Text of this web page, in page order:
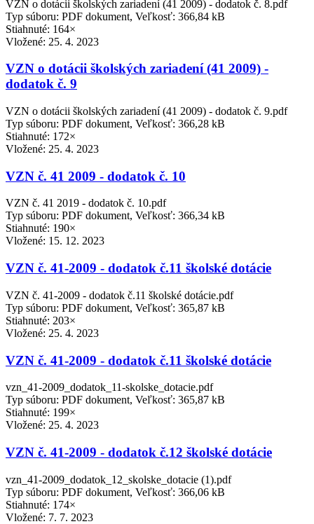
VZN o dotácii školských zariadení (41 2009) - dodatok č. 8.pdf
Typ súboru: PDF dokument, Veľkosť: 366,84 kB
Stiahnuté: 164×
Vložené: 25. 4. 2023
VZN o dotácii školských zariadení (41 2009) -
dodatok č. 9
VZN o dotácii školských zariadení (41 2009) - dodatok č. 9.pdf
Typ súboru: PDF dokument, Veľkosť: 366,28 kB
Stiahnuté: 172×
Vložené: 25. 4. 2023
VZN č. 41 2009 - dodatok č. 10
VZN č. 41 2019 - dodatok č. 10.pdf
Typ súboru: PDF dokument, Veľkosť: 366,34 kB
Stiahnuté: 190×
Vložené: 15. 12. 2023
VZN č. 41-2009 - dodatok č.11 školské dotácie
VZN č. 41-2009 - dodatok č.11 školské dotácie.pdf
Typ súboru: PDF dokument, Veľkosť: 365,87 kB
Stiahnuté: 203×
Vložené: 25. 4. 2023
VZN č. 41-2009 - dodatok č.11 školské dotácie
vzn_41-2009_dodatok_11-skolske_dotacie.pdf
Typ súboru: PDF dokument, Veľkosť: 365,87 kB
Stiahnuté: 199×
Vložené: 25. 4. 2023
VZN č. 41-2009 - dodatok č.12 školské dotácie
vzn_41-2009_dodatok_12_skolske_dotacie (1).pdf
Typ súboru: PDF dokument, Veľkosť: 366,06 kB
Stiahnuté: 174×
Vložené: 7. 7. 2023